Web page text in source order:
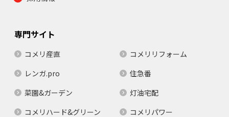
専門サイト
コメリ産直
コメリリフォーム
レンガ.pro
住急番
菜園&ガーデン
灯油宅配
コメリハード&グリーン
コメリパワー